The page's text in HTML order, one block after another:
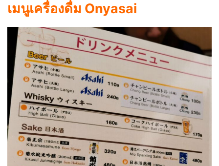
เมนูเครื่องดื่ม Onyasai